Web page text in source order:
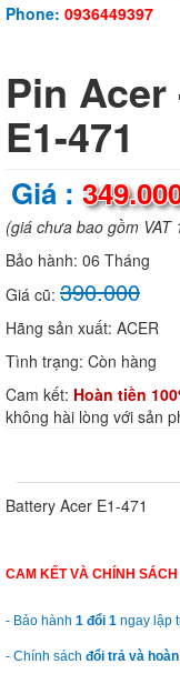
Phone: 0936449397
Pin
E1-471
Giá :
(giá chưa bao gồm VAT
Bảo hành: 06 Tháng
Giá cũ: 390.000
Hãng sản xuất: ACER
Tình trạng: Còn hàng
Cam kết: Hoàn tiền
không hài lòng với sản
Battery Acer E1-471
CAM KẾT VÀ CHÍNH
- Bảo hành 1 đổi 1 ngay lập
- Chính sách đổi trả và